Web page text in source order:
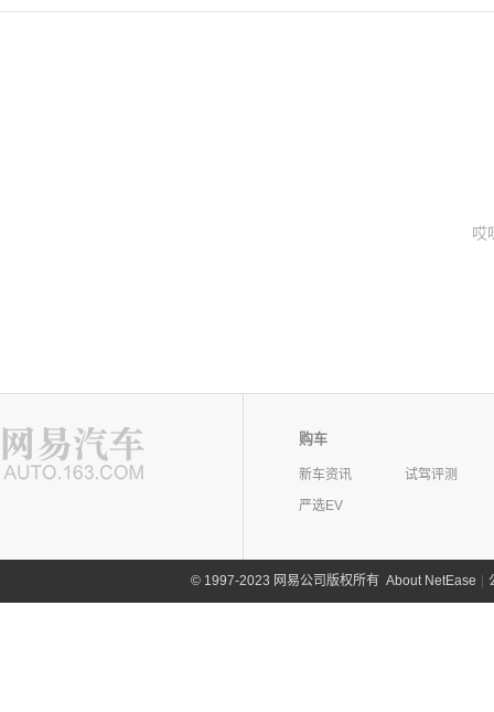
哎
购车
新车资讯
试驾评测
严选EV
©1997-2023 网易公司版权所有 About NetEase